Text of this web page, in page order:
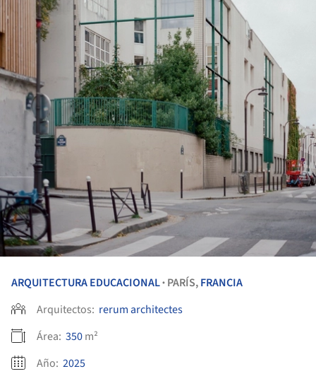
ARQUITECTURA EDUCACIONAL• PARÍS,FRANCIA
Arquitectos: rerum architectes
Área: 350m²
Año: 2025